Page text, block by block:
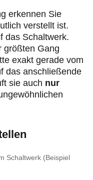
erkennen Sie
verstellt ist.
das Schaltwerk.
größten Gang
exakt gerade vom
das anschließende
sie auch nur
Schaltwerk (Beispiel